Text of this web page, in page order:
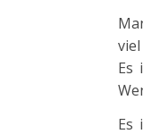
Es
Es